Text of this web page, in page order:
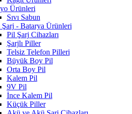
Ürünleri
Sıvı Sabun
- Batarya Ürünleri
Pil Şarj Cihazları
Şarjlı Piller
Telsiz Telefon Pilleri
Büyük Boy Pil
Orta Boy Pil
Kalem Pil
9V Pil
İnce Kalem Pil
Küçük Piller